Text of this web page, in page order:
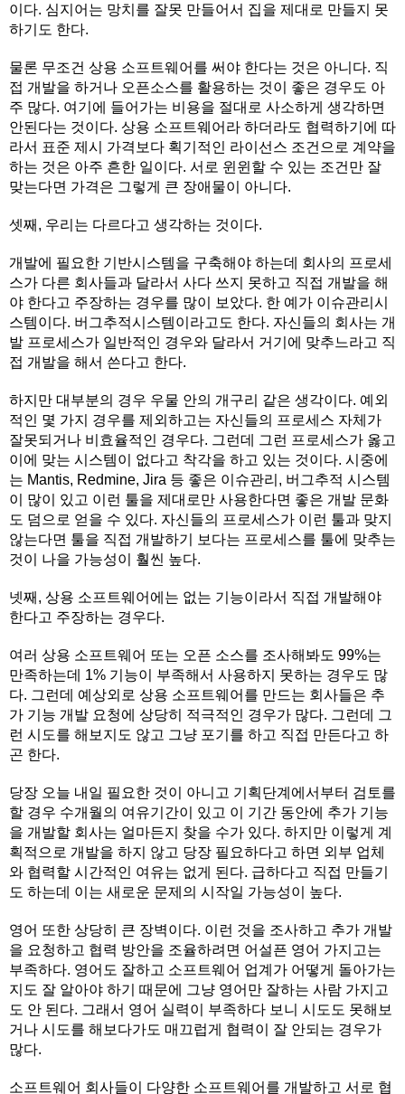
이다. 심지어는 망치를 잘못 만들어서 집을 제대로 만들지 못
하기도 한다.
물론 무조건 상용 소프트웨어를 써야 한다는 것은 아니다. 직
접 개발을 하거나 오픈소스를 활용하는 것이 좋은 경우도 아
주 많다. 여기에 들어가는 비용을 절대로 사소하게 생각하면
안된다는 것이다. 상용 소프트웨어라 하더라도 협력하기에 따
라서 표준 제시 가격보다 획기적인 라이선스 조건으로 계약을
하는 것은 아주 흔한 일이다. 서로 윈윈할 수 있는 조건만 잘
맞는다면 가격은 그렇게 큰 장애물이 아니다.
셋째, 우리는 다르다고 생각하는 것이다.
개발에 필요한 기반시스템을 구축해야 하는데 회사의 프로세
스가 다른 회사들과 달라서 사다 쓰지 못하고 직접 개발을 해
야 한다고 주장하는 경우를 많이 보았다. 한 예가 이슈관리시
스템이다. 버그추적시스템이라고도 한다. 자신들의 회사는 개
발 프로세스가 일반적인 경우와 달라서 거기에 맞추느라고 직
접 개발을 해서 쓴다고 한다.
하지만 대부분의 경우 우물 안의 개구리 같은 생각이다. 예외
적인 몇 가지 경우를 제외하고는 자신들의 프로세스 자체가
잘못되거나 비효율적인 경우다. 그런데 그런 프로세스가 옳고
이에 맞는 시스템이 없다고 착각을 하고 있는 것이다. 시중에
는 Mantis, Redmine, Jira 등 좋은 이슈관리, 버그추적 시스템
이 많이 있고 이런 툴을 제대로만 사용한다면 좋은 개발 문화
도 덤으로 얻을 수 있다. 자신들의 프로세스가 이런 툴과 맞지
않는다면 툴을 직접 개발하기 보다는 프로세스를 툴에 맞추는
것이 나을 가능성이 훨씬 높다.
넷째, 상용 소프트웨어에는 없는 기능이라서 직접 개발해야
한다고 주장하는 경우다.
여러 상용 소프트웨어 또는 오픈 소스를 조사해봐도 99%는
만족하는데 1% 기능이 부족해서 사용하지 못하는 경우도 많
다. 그런데 예상외로 상용 소프트웨어를 만드는 회사들은 추
가 기능 개발 요청에 상당히 적극적인 경우가 많다. 그런데 그
런 시도를 해보지도 않고 그냥 포기를 하고 직접 만든다고 하
곤 한다.
당장 오늘 내일 필요한 것이 아니고 기획단계에서부터 검토를
할 경우 수개월의 여유기간이 있고 이 기간 동안에 추가 기능
을 개발할 회사는 얼마든지 찾을 수가 있다. 하지만 이렇게 계
획적으로 개발을 하지 않고 당장 필요하다고 하면 외부 업체
와 협력할 시간적인 여유는 없게 된다. 급하다고 직접 만들기
도 하는데 이는 새로운 문제의 시작일 가능성이 높다.
영어 또한 상당히 큰 장벽이다. 이런 것을 조사하고 추가 개발
을 요청하고 협력 방안을 조율하려면 어설픈 영어 가지고는
부족하다. 영어도 잘하고 소프트웨어 업계가 어떻게 돌아가는
지도 잘 알아야 하기 때문에 그냥 영어만 잘하는 사람 가지고
도 안 된다. 그래서 영어 실력이 부족하다 보니 시도도 못해보
거나 시도를 해보다가도 매끄럽게 협력이 잘 안되는 경우가
많다.
소프트웨어 회사들이 다양한 소프트웨어를 개발하고 서로 협